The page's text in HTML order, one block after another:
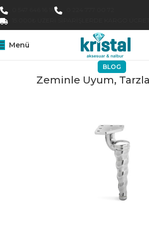
Menü
BLOG
Zeminle Uyum,